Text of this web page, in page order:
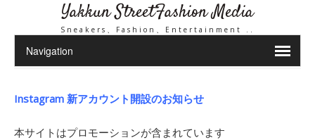
Yakkun StreetFashion Media
Sneakers、Fashion、Entertainment ..
Instagram 新アカウント開設のお知らせ
本サイトはプロモーションが含まれています